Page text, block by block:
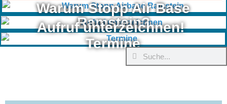
Warum Stopp Air Base
Ramstein?
Aufruf unterzeichnen!
Termine